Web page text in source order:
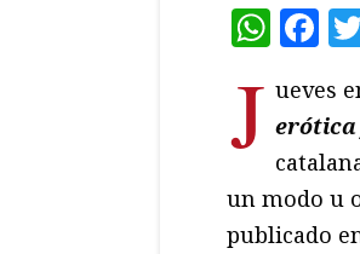
J ueves
erótica
un modo u
publicado